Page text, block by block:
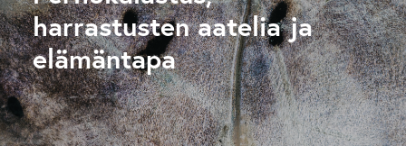
harrastusten aatelia ja
elämäntapa